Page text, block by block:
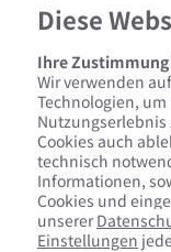
Diese
Ihre
Wir verwenden
Technologien,
Nutzungserlebnis
Cookies auch
technisch
Informationen,
Cookies und
unserer
Einstellungen